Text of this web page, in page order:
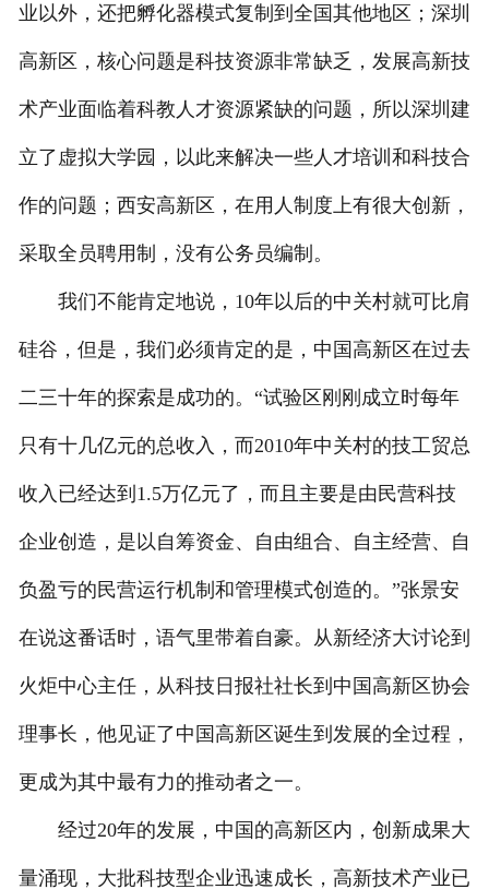
业以外，还把孵化器模式复制到全国其他地区；深圳
高新区，核心问题是科技资源非常缺乏，发展高新技
术产业面临着科教人才资源紧缺的问题，所以深圳建
立了虚拟大学园，以此来解决一些人才培训和科技合
作的问题；西安高新区，在用人制度上有很大创新，
采取全员聘用制，没有公务员编制。
我们不能肯定地说，10年以后的中关村就可比肩
硅谷，但是，我们必须肯定的是，中国高新区在过去
二三十年的探索是成功的。“试验区刚刚成立时每年
只有十几亿元的总收入，而2010年中关村的技工贸总
收入已经达到1.5万亿元了，而且主要是由民营科技
企业创造，是以自筹资金、自由组合、自主经营、自
负盈亏的民营运行机制和管理模式创造的。”张景安
在说这番话时，语气里带着自豪。从新经济大讨论到
火炬中心主任，从科技日报社社长到中国高新区协会
理事长，他见证了中国高新区诞生到发展的全过程，
更成为其中最有力的推动者之一。
经过20年的发展，中国的高新区内，创新成果大
量涌现，大批科技型企业迅速成长，高新技术产业已